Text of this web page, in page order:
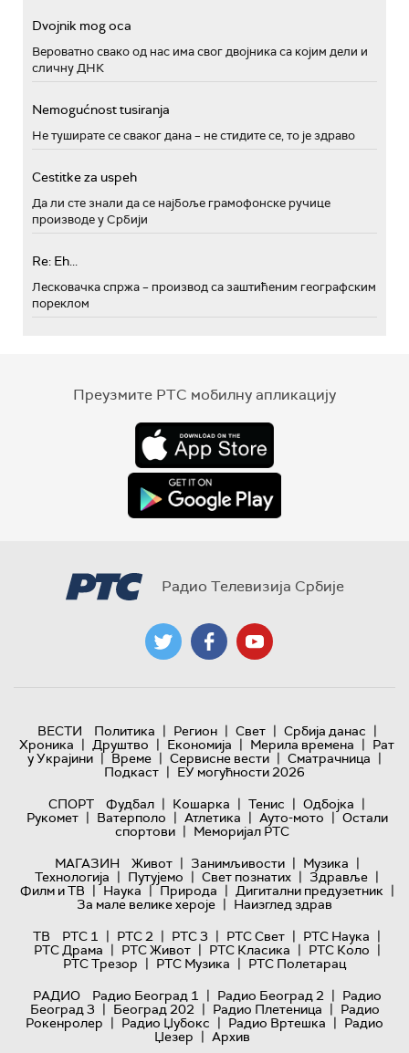
Dvojnik mog oca
Вероватно свако од нас има свог двојника са којим дели и
сличну ДНК
Nemogućnost tusiranja
Не туширате се сваког дана – не стидите се, то је здраво
Cestitke za uspeh
Да ли сте знали да се најбоље грамофонске ручице
производе у Србији
Re: Eh...
Лесковачка спржа – производ са заштићеним географским
пореклом
Преузмите РТС мобилну апликацију
Радио Телевизија Србије
ВЕСТИ Политика | Регион | Свет | Србија данас |
Хроника | Друштво | Економија | Мерила времена | Рат
у Украјини | Време | Сервисне вести | Сматрачница |
Подкаст | ЕУ могућности 2026
СПОРТ
Фудбал | Кошарка | Тенис | Одбојка |
Рукомет | Ватерполо | Атлетика | Ауто-мото | Остали
спортови | Меморијал РТС
МАГАЗИН
Живот | Занимљивости | Музика |
Технологијa | Путујемо | Свет познатих | Здравље |
Филм и ТВ | Наука | Природа | Дигитални предузетник |
За мале велике хероје | Наизглед здрав
ТВ
РТС 1 | РТС 2 | РТС 3 | РТС Свет | РТС Наука |
РТС Драма | РТС Живот | РТС Класика | РТС Коло |
РТС Трезор | РТС Музика | РТС Полетарац
РАДИО
Радио Београд 1 | Радио Београд 2 | Радио
Београд 3 | Београд 202 | Радио Плетеница | Радио
Рокенролер | Радио Џубокс | Радио Вртешка | Радио
Џезер | Архив